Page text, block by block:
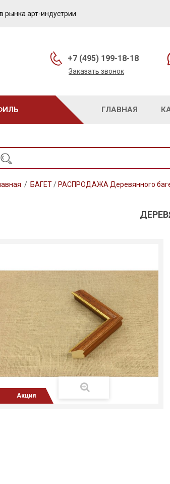
рынка арт-индустрии
+7 (495) 199-18-18
Заказать звонок
ГЛАВНАЯ
/ БАГЕТ / РАСПРОДАЖА Деревянного
Акция